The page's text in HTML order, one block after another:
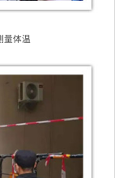
量体温